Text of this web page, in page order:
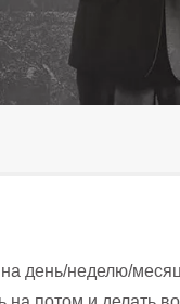
день/неделю/